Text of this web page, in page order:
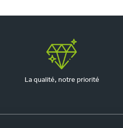
La qualité, notre priorité